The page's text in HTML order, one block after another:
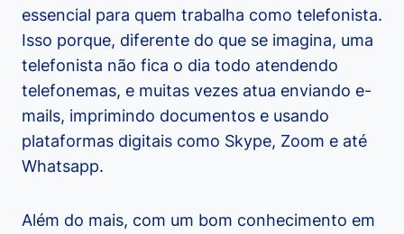
essencial para quem trabalha como telefonista.
Isso porque, diferente do que se imagina, uma
telefonista não fica o dia todo atendendo
telefonemas, e muitas vezes atua enviando e-
mails, imprimindo documentos e usando
plataformas digitais como Skype, Zoom e até
Whatsapp.
Além do mais, com um bom conhecimento em